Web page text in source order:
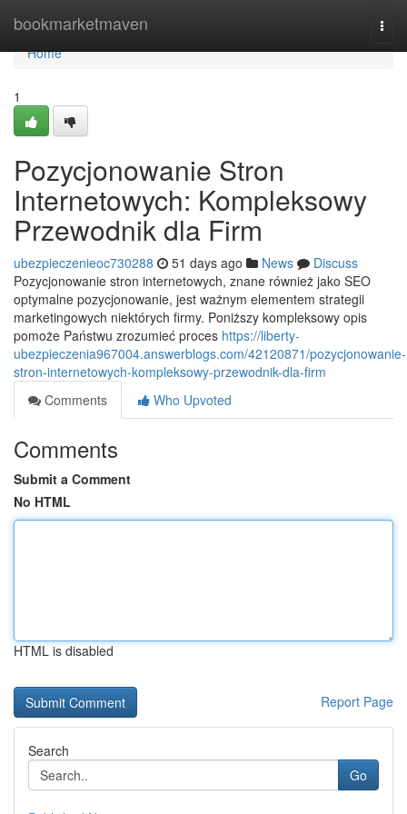
bookmarketmaven
Home
Home
1
Pozycjonowanie Stron
Internetowych: Kompleksowy
Przewodnik dla Firm
ubezpieczenieoc730288 51 days ago News
Discuss
Pozycjonowanie stron internetowych, znane również jako SEO
optymalne pozycjonowanie, jest ważnym elementem strategii
marketingowych niektórych firmy. Poniższy kompleksowy opis
pomoże Państwu zrozumieć proces https://liberty-
ubezpieczenia967004.answerblogs.com/42120871/pozycjonowanie-
stron-internetowych-kompleksowy-przewodnik-dla-firm
Comments
Who Upvoted
Comments
Submit a Comment
No HTML
HTML is disabled
Report Page
Search
Go